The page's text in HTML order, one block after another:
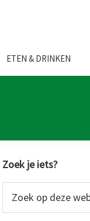
ETEN & DRINKEN
Primaire
Sidebar
Zoek je iets?
op